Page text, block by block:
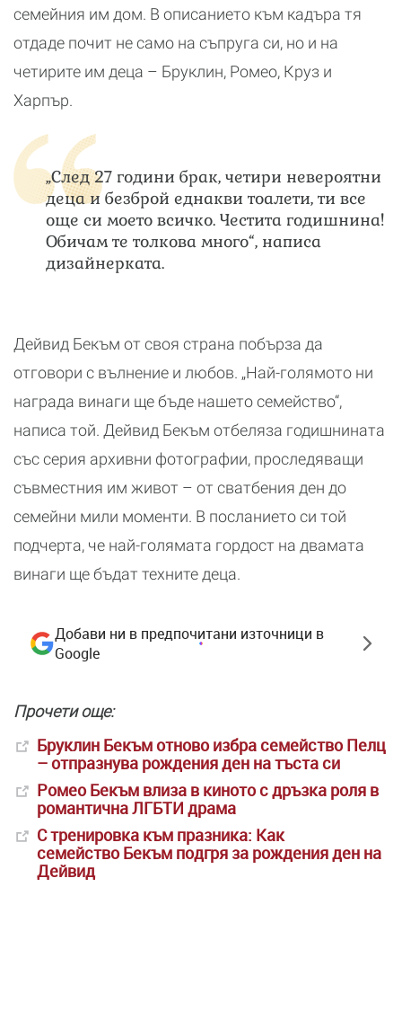
семейния им дом. В описанието към кадъра тя
отдаде почит не само на съпруга си, но и на
четирите им деца – Бруклин, Ромео, Круз и
Харпър.
„След 27 години брак, четири невероятни
деца и безброй еднакви тоалети, ти все
още си моето всичко. Честита годишнина!
Обичам те толкова много“, написа
дизайнерката.
Дейвид Бекъм от своя страна побърза да
отговори с вълнение и любов. „Най-голямото ни
награда винаги ще бъде нашето семейство“,
написа той. Дейвид Бекъм отбеляза годишнината
със серия архивни фотографии, проследяващи
съвместния им живот – от сватбения ден до
семейни мили моменти. В посланието си той
подчерта, че най-голямата гордост на двамата
винаги ще бъдат техните деца.
Добави ни в предпочитани източници в
Google
Прочети още:
Бруклин Бекъм отново избра семейство Пелц
– отпразнува рождения ден на тъста си
Ромео Бекъм влиза в киното с дръзка роля в
романтична ЛГБТИ драма
С тренировка към празника: Как
семейство Бекъм подгря за рождения ден на
Дейвид